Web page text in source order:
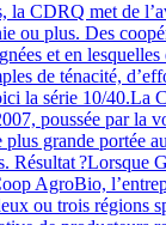
la CDRQ met de
ou plus. Des
et en
de ténacité,
la série 10/40.La
poussée par la
grande portée
Résultat ?Lorsque
AgroBio,
ou trois régions